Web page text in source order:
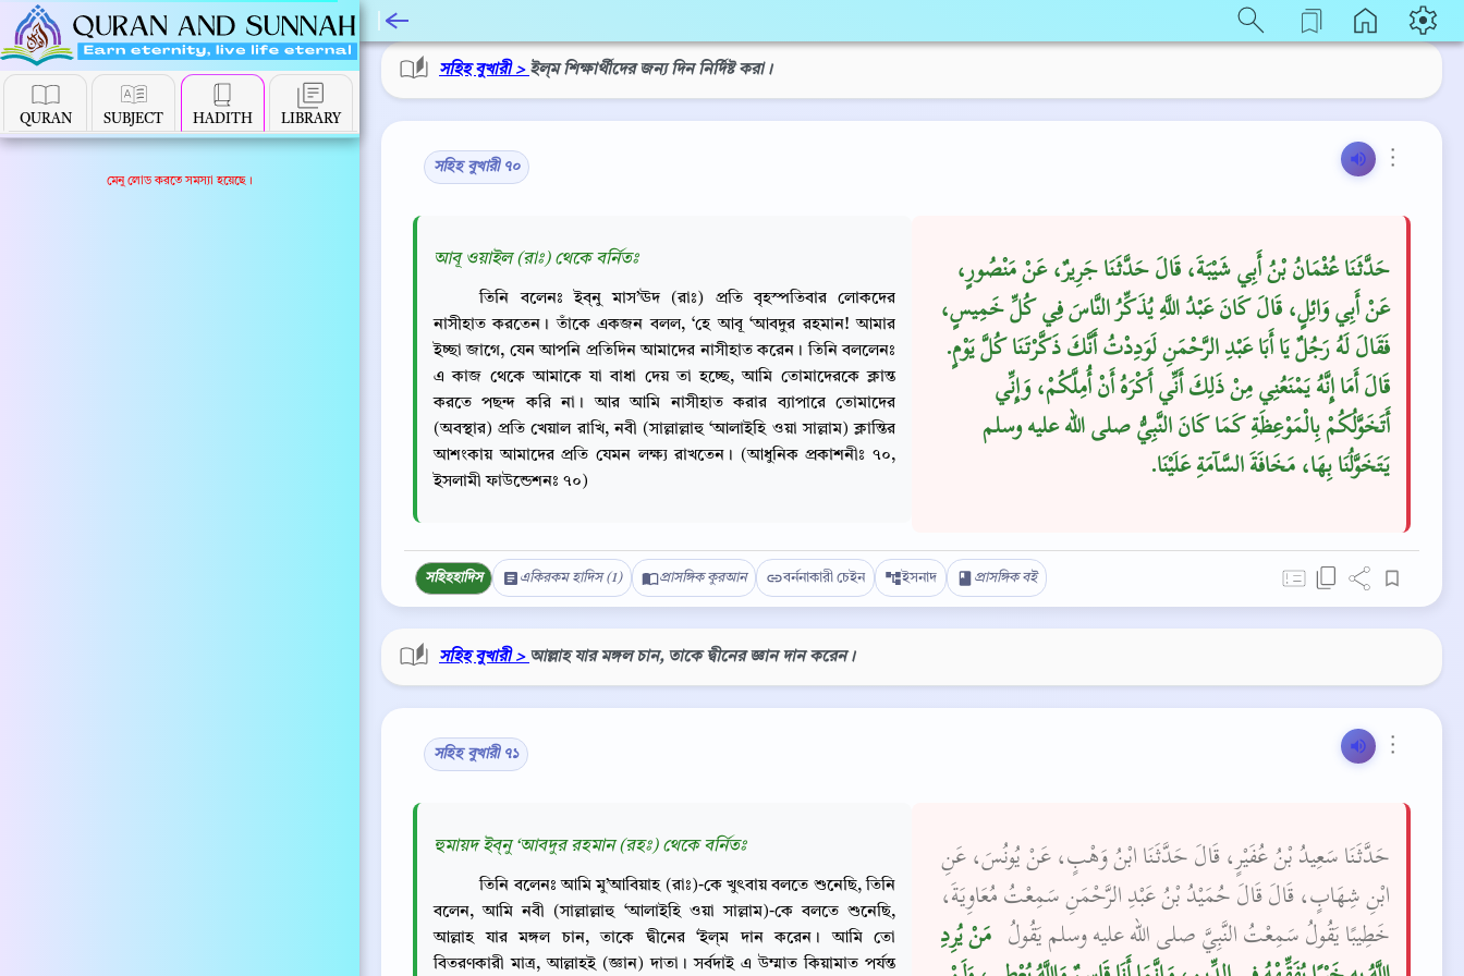
QURAN SUBJECT HADITH LIBRARY
মেনু লোড করতে সমস্যা হয়েছে।
সহিহ বুখারী > ইল্‌ম শিক্ষার্থীদের জন্য দিন নির্দিষ্ট করা।
⋮
সহিহ বুখারী ৭০
حَدَّثَنَا عُثْمَانُ بْنُ أَبِي شَيْبَةَ، قَالَ حَدَّثَنَا جَرِيرٌ، عَنْ مَنْصُورٍ،
عَنْ أَبِي وَائِلٍ، قَالَ كَانَ عَبْدُ اللَّهِ يُذَكِّرُ النَّاسَ فِي كُلِّ خَمِيسٍ،
فَقَالَ لَهُ رَجُلٌ يَا أَبَا عَبْدِ الرَّحْمَنِ لَوَدِدْتُ أَنَّكَ ذَكَّرْتَنَا كُلَّ يَوْمٍ‏.‏
قَالَ أَمَا إِنَّهُ يَمْنَعُنِي مِنْ ذَلِكَ أَنِّي أَكْرَهُ أَنْ أُمِلَّكُمْ، وَإِنِّي
أَتَخَوَّلُكُمْ بِالْمَوْعِظَةِ كَمَا كَانَ النَّبِيُّ صلى الله عليه وسلم
يَتَخَوَّلُنَا بِهَا، مَخَافَةَ السَّآمَةِ عَلَيْنَا‏.‏
আবূ ওয়াইল (রাঃ) থেকে বর্নিতঃ
তিনি বলেনঃ ইব্‌নু মাস’ঊদ (রাঃ) প্রতি বৃহস্পতিবার লোকদের
নাসীহাত করতেন। তাঁকে একজন বলল, ‘হে আবূ ‘আবদুর রহমান! আমার
ইচ্ছা জাগে, যেন আপনি প্রতিদিন আমাদের নাসীহাত করেন। তিনি বললেনঃ
এ কাজ থেকে আমাকে যা বাধা দেয় তা হচ্ছে, আমি তোমাদেরকে ক্লান্ত
করতে পছন্দ করি না। আর আমি নাসীহাত করার ব্যাপারে তোমাদের
(অবস্থার) প্রতি খেয়াল রাখি, নবী (সাল্লাল্লাহু ‘আলাইহি ওয়া সাল্লাম) ক্লান্তির
আশংকায় আমাদের প্রতি যেমন লক্ষ্য রাখতেন। (আধুনিক প্রকাশনীঃ ৭০,
ইসলামী ফাউন্ডেশনঃ ৭০)
সহিহহাদিস একিরকম হাদিস (1) প্রাসঙ্গিক কুরআন বর্ননাকারী চেইন ইসনাদ প্রাসঙ্গিক বই
সহিহ বুখারী > আল্লাহ যার মঙ্গল চান, তাকে দ্বীনের জ্ঞান দান করেন।
⋮
সহিহ বুখারী ৭১
حَدَّثَنَا سَعِيدُ بْنُ عُفَيْرٍ، قَالَ حَدَّثَنَا ابْنُ وَهْبٍ، عَنْ يُونُسَ، عَنِ
ابْنِ شِهَابٍ، قَالَ قَالَ حُمَيْدُ بْنُ عَبْدِ الرَّحْمَنِ سَمِعْتُ مُعَاوِيَةَ،
خَطِيبًا يَقُولُ سَمِعْتُ النَّبِيَّ صلى الله عليه وسلم يَقُولُ ‏
‏ مَنْ يُرِدِ
হুমায়দ ইব্‌নু ‘আবদুর রহমান (রহঃ) থেকে বর্নিতঃ
তিনি বলেনঃ আমি মু’আবিয়াহ (রাঃ)-কে খুৎবায় বলতে শুনেছি, তিনি
বলেন, আমি নবী (সাল্লাল্লাহু ‘আলাইহি ওয়া সাল্লাম)-কে বলতে শুনেছি,
আল্লাহ যার মঙ্গল চান, তাকে দ্বীনের ‘ইল্‌ম দান করেন। আমি তো
বিতরণকারী মাত্র, আল্লাহই (জ্ঞান) দাতা। সর্বদাই এ উম্মাত কিয়ামাত পর্যন্ত
Copy